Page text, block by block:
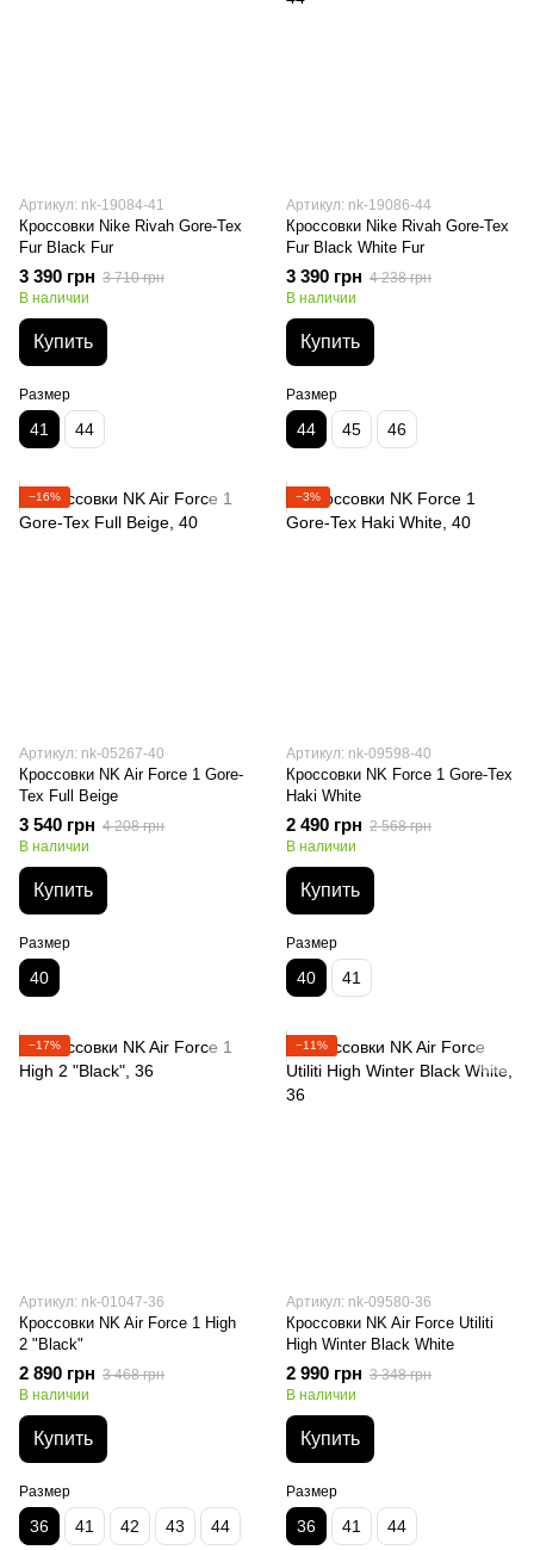
Артикул: nk-19084-41
Кроссовки Nike Rivah Gore-Tex
Fur Black Fur
3 390 грн 3 710 грн
В наличии
Купить
Размер
41 44
Артикул: nk-19086-44
Кроссовки Nike Rivah Gore-Tex
Fur Black White Fur
3 390 грн 4 238 грн
В наличии
Купить
Размер
44 45 46
−16%
Артикул: nk-05267-40
Кроссовки NK Air Force 1 Gore-
Tex Full Beige
3 540 грн 4 208 грн
В наличии
Купить
Размер
40
−3%
Артикул: nk-09598-40
Кроссовки NK Force 1 Gore-Tex
Haki White
2 490 грн 2 568 грн
В наличии
Купить
Размер
40 41
−17%
Артикул: nk-01047-36
Кроссовки NK Air Force 1 High
2 "Black"
2 890 грн 3 468 грн
В наличии
Купить
Размер
36 41 42 43 44
−11%
Артикул: nk-09580-36
Кроссовки NK Air Force Utiliti
High Winter Black White
2 990 грн 3 348 грн
В наличии
Купить
Размер
36 41 44